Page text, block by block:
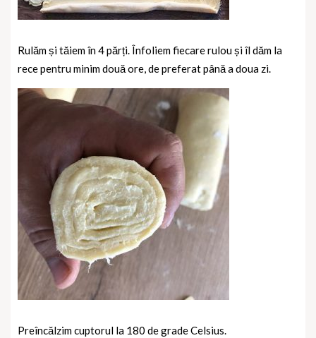
Rulăm și tăiem în 4 părți. Înfoliem fiecare rulou și îl dăm la
rece pentru minim două ore, de preferat până a doua zi.
Preîncălzim cuptorul la 180 de grade Celsius.